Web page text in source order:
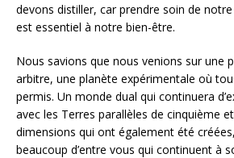
devons distiller, car prendre soin de
est essentiel à notre bien-être.
Nous savions que nous venions sur une
arbitre, une planète expérimentale où
permis. Un monde dual qui continuera
avec les Terres parallèles de cinquième
dimensions qui ont également été
beaucoup d’entre vous qui continuent à